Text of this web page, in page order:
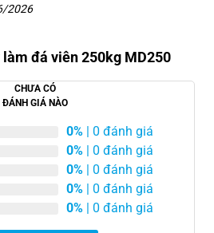
2026
đá viên 250kg MD250
CHƯA CÓ
ĐÁNH GIÁ NÀO
0% | 0 đánh giá
0% | 0 đánh giá
0% | 0 đánh giá
0% | 0 đánh giá
0% | 0 đánh giá